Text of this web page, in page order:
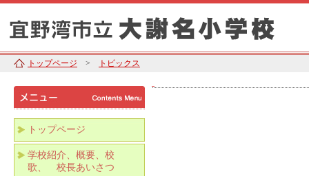
トップページ > トピックス
トップページ
学校紹介、概要、校
歌、 校長あいさつ